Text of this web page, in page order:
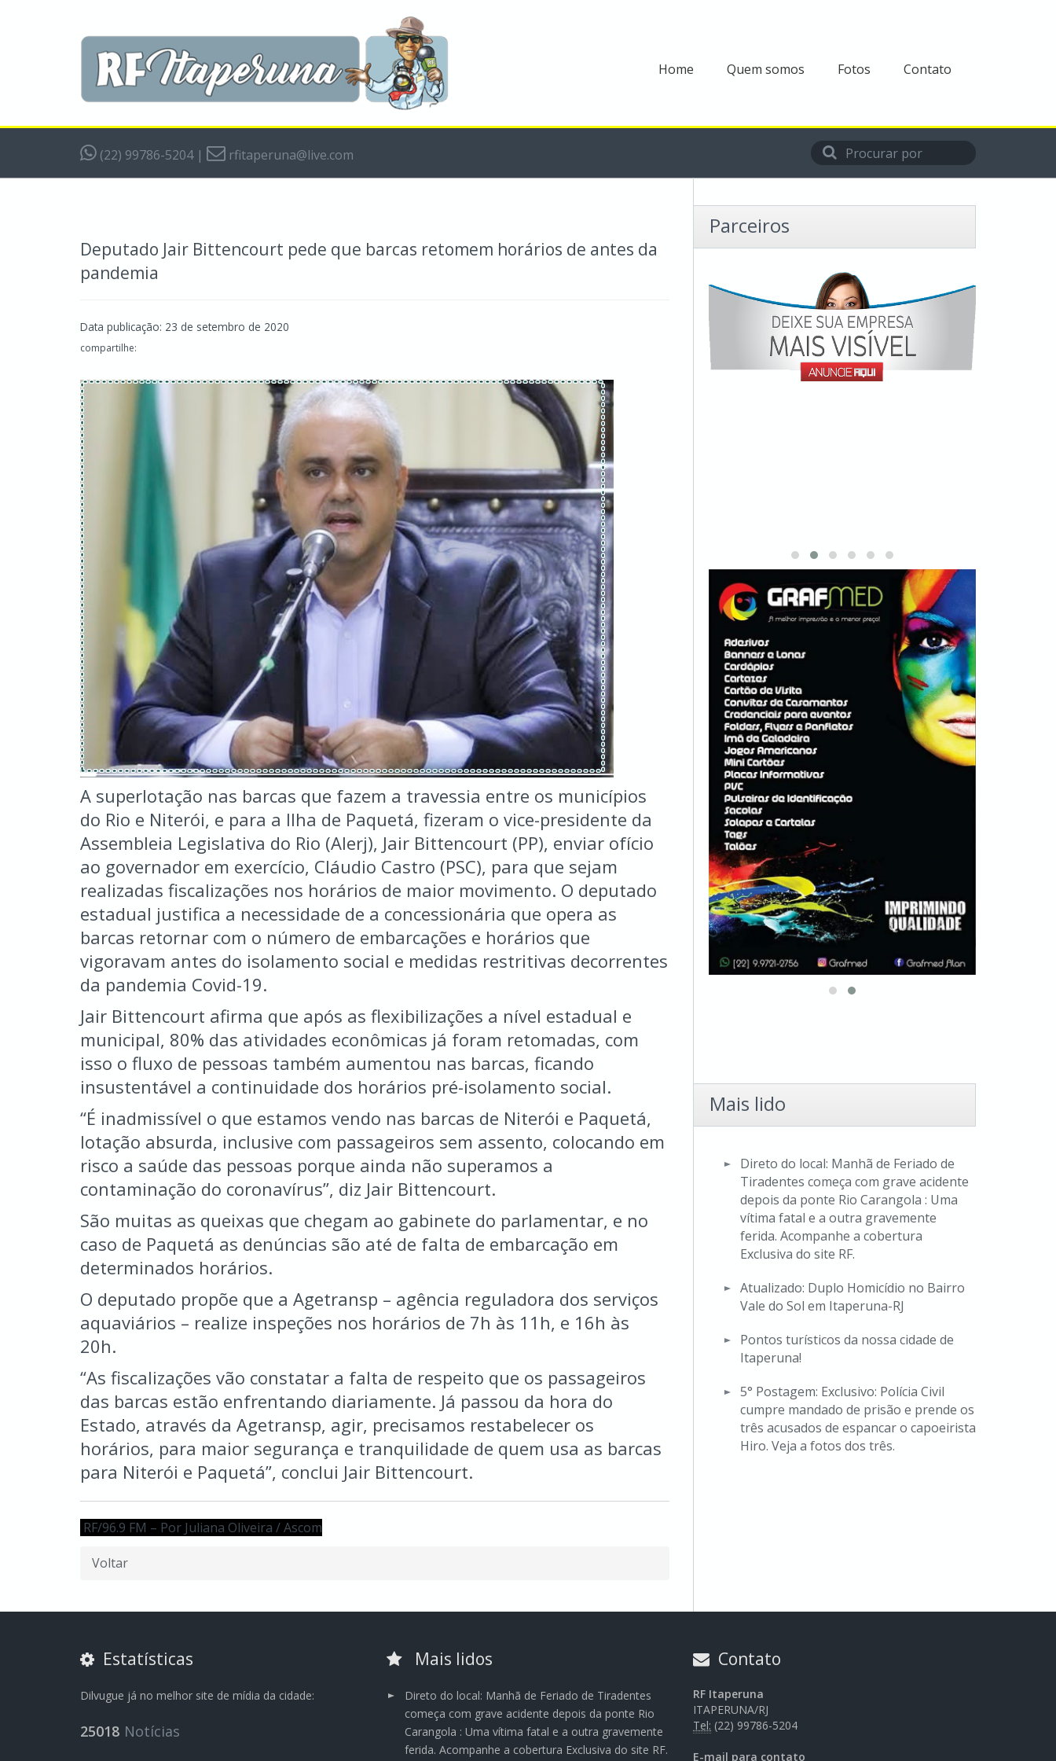
Home Quem somos Fotos Contato
(22) 99786-5204| rfitaperuna@live.com
Deputado Jair Bittencourt pede que barcas retomem horários de antes da
pandemia
Data publicação: 23 de setembro de 2020
compartilhe:
A superlotação nas barcas que fazem a travessia entre os municípios
do Rio e Niterói, e para a Ilha de Paquetá, fizeram o vice-presidente da
Assembleia Legislativa do Rio (Alerj), Jair Bittencourt (PP), enviar ofício
ao governador em exercício, Cláudio Castro (PSC), para que sejam
realizadas fiscalizações nos horários de maior movimento. O deputado
estadual justifica a necessidade de a concessionária que opera as
barcas retornar com o número de embarcações e horários que
vigoravam antes do isolamento social e medidas restritivas decorrentes
da pandemia Covid-19.
Jair Bittencourt afirma que após as flexibilizações a nível estadual e
municipal, 80% das atividades econômicas já foram retomadas, com
isso o fluxo de pessoas também aumentou nas barcas, ficando
insustentável a continuidade dos horários pré-isolamento social.
“É inadmissível o que estamos vendo nas barcas de Niterói e Paquetá,
lotação absurda, inclusive com passageiros sem assento, colocando em
risco a saúde das pessoas porque ainda não superamos a
contaminação do coronavírus”, diz Jair Bittencourt.
São muitas as queixas que chegam ao gabinete do parlamentar, e no
caso de Paquetá as denúncias são até de falta de embarcação em
determinados horários.
O deputado propõe que a Agetransp – agência reguladora dos serviços
aquaviários – realize inspeções nos horários de 7h às 11h, e 16h às
20h.
“As fiscalizações vão constatar a falta de respeito que os passageiros
das barcas estão enfrentando diariamente. Já passou da hora do
Estado, através da Agetransp, agir, precisamos restabelecer os
horários, para maior segurança e tranquilidade de quem usa as barcas
para Niterói e Paquetá”, conclui Jair Bittencourt.
RF/96.9 FM – Por Juliana Oliveira / Ascom
Voltar
Parceiros
Mais lido
Direto do local: Manhã de Feriado de
Tiradentes começa com grave acidente
depois da ponte Rio Carangola : Uma
vítima fatal e a outra gravemente
ferida. Acompanhe a cobertura
Exclusiva do site RF.
Atualizado: Duplo Homicídio no Bairro
Vale do Sol em Itaperuna-RJ
Pontos turísticos da nossa cidade de
Itaperuna!
5° Postagem: Exclusivo: Polícia Civil
cumpre mandado de prisão e prende os
três acusados de espancar o capoeirista
Hiro. Veja a fotos dos três.
Estatísticas
Dilvugue já no melhor site de mídia da cidade:
25018 Notícias
Mais lidos
Direto do local: Manhã de Feriado de Tiradentes
começa com grave acidente depois da ponte Rio
Carangola : Uma vítima fatal e a outra gravemente
ferida. Acompanhe a cobertura Exclusiva do site RF.
Contato
RF Itaperuna
ITAPERUNA/RJ
Tel: (22) 99786-5204
E-mail para contato